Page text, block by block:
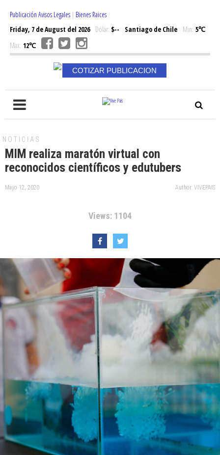
Publicación Avisos Legales | Bienes Raices
Friday, 7 de August del 2026Dólar: $-- Santiago de Chile Min: 5℃
Max: 12℃
COTIZAR PUBLICACION
NOTICIAS
MIM realiza maratón virtual con
reconocidos científicos y edutubers
Mayo 12, 2020 Author: VIVEPAIS
Views: 1104